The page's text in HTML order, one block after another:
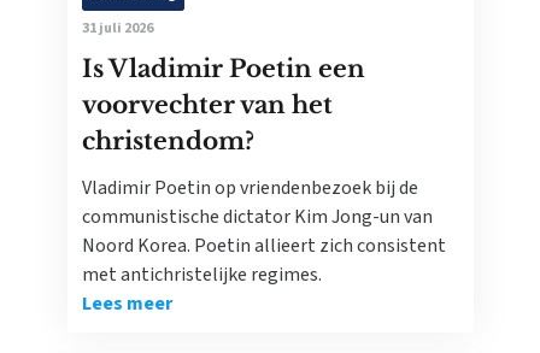
31 juli 2026
Is Vladimir Poetin een
voorvechter van het
christendom?
Vladimir Poetin op vriendenbezoek bij de
communistische dictator Kim Jong-un van
Noord Korea. Poetin allieert zich consistent
met antichristelijke regimes.
Lees meer